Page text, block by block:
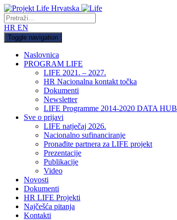
HR EN
Toggle navigation
Naslovnica
PROGRAM LIFE
LIFE 2021. – 2027.
HR Nacionalna kontakt točka
Dokumenti
Newsletter
LIFE Programme 2014-2020 DATA HUB
Sve o prijavi
LIFE natječaj 2026.
Nacionalno sufinanciranje
Pronađite partnera za LIFE projekt
Prezentacije
Publikacije
Video
Novosti
Dokumenti
HR LIFE Projekti
Najčešća pitanja
Kontakti